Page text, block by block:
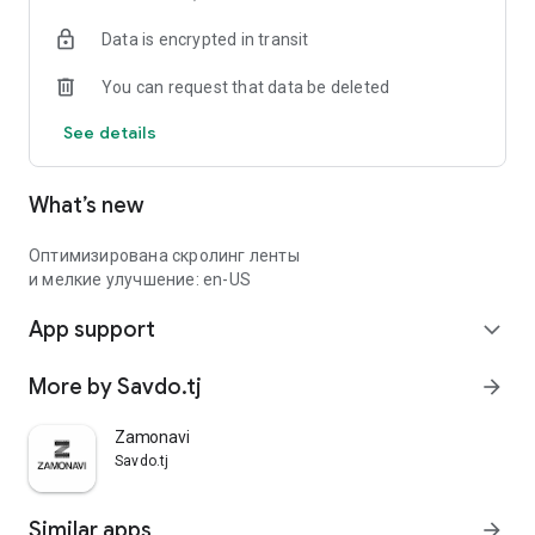
Data is encrypted in transit
You can request that data be deleted
See details
What’s new
Оптимизирована скролинг ленты
и мелкие улучшение: en-US
App support expand_more
More by Savdo.tj arrow_forward
Zamonavi
Savdo.tj
arrow_forward